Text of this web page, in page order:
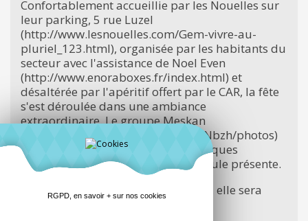
Confortablement accueillie par les Nouelles sur
leur parking, 5 rue Luzel
(http://www.lesnouelles.com/Gem-vivre-au-
pluriel_123.html), organisée par les habitants du
secteur avec l'assistance de Noel Even
(http://www.enoraboxes.fr/index.html) et
désaltérée par l'apéritif offert par le CAR, la fête
s'est déroulée dans une ambiance
extraordinaire. Le groupe Meskan
(http://www.myspace.com/MeSKaNbzh/photos)
avec ses textes engagés et ses musiques
entrainantes a mis le feu dans la foule présente.
Surtout, ne ratez pas l'édition 2013, elle sera
encore meilleure.
RGPD, en savoir + sur nos cookies